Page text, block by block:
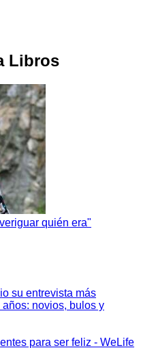
quién era"
su entrevista más
novios, bulos y
para ser feliz - WeLife